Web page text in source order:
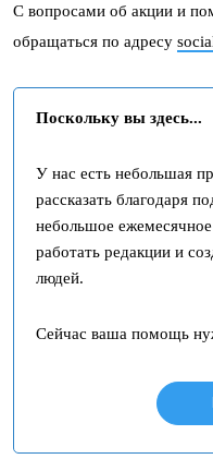
С вопросами об акции и
обращаться по адресу
Поскольку вы здесь...
У нас есть небольшая
рассказать благодаря
небольшое
работать редакции и
людей.
Сейчас ваша помощь